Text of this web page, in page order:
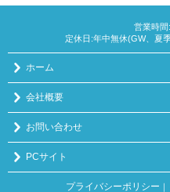
営業時
定休日:年中無休(GW、夏
ホーム
会社概要
お問い合わせ
PCサイト
プライバシーポリシー